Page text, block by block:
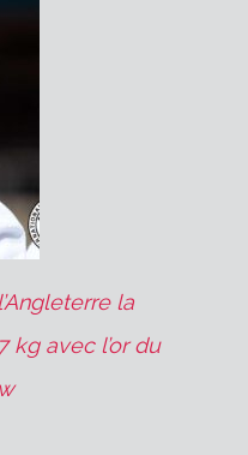
la
kg avec l’or du